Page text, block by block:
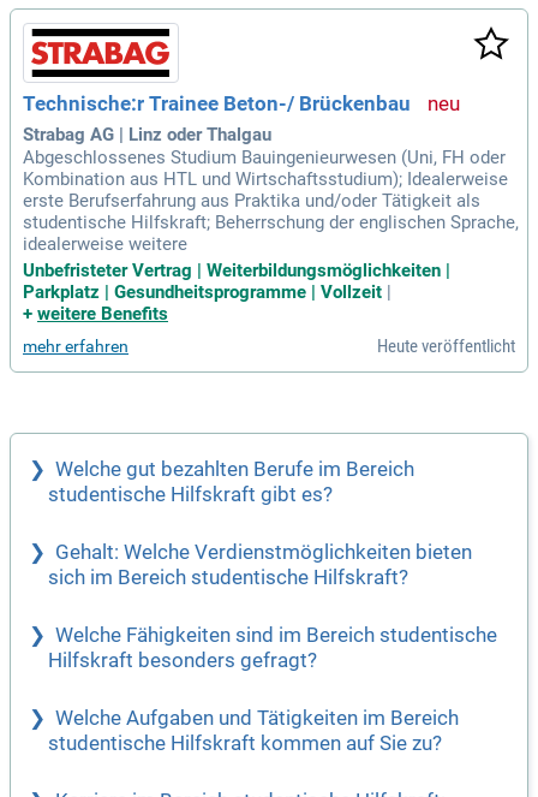
Technische:r Trainee Beton-/ Brückenbau
Strabag AG | Linz oder Thalgau
Abgeschlossenes Studium Bauingenieurwesen (Uni, FH oder
Kombination aus HTL und Wirtschaftsstudium); Idealerweise
erste Berufserfahrung aus Praktika und/oder Tätigkeit als
studentische Hilfskraft; Beherrschung der englischen Sprache,
idealerweise weitere
Unbefristeter Vertrag | Weiterbildungsmöglichkeiten |
Parkplatz | Gesundheitsprogramme | Vollzeit
+ weitere Benefits
mehr erfahren Heute veröffentlicht
Welche gut bezahlten Berufe im Bereich
studentische Hilfskraft gibt es?
Gehalt: Welche Verdienstmöglichkeiten bieten
sich im Bereich studentische Hilfskraft?
Welche Fähigkeiten sind im Bereich studentische
Hilfskraft besonders gefragt?
Welche Aufgaben und Tätigkeiten im Bereich
studentische Hilfskraft kommen auf Sie zu?